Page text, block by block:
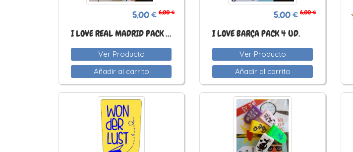
5,00 € 6,00 €
I LOVE REAL MADRID PACK 4 UD.
Ver Producto
Añadir al carrito
5,00 € 6,00 €
I LOVE BARÇA PACK 4 UD.
Ver Producto
Añadir al carrito